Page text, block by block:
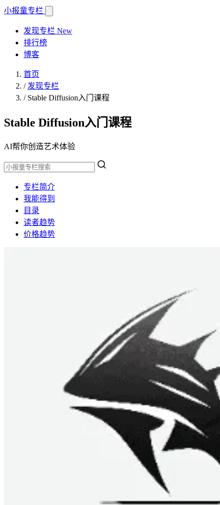
小报童专栏
发现专栏 New
排行榜
博客
首页
/ 发现专栏
/ Stable Diffusion入门课程
Stable Diffusion入门课程
AI帮你创造艺术体验
专栏简介
我能得到
目录
读者趋势
价格趋势